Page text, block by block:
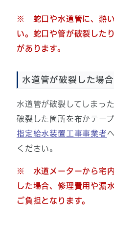
※ 蛇口や水道管に、熱い
い。蛇口や管が破裂した
があります。
水道管が破裂した場合
水道管が破裂してしまっ
破裂した箇所を布かテー
指定給水装置工事事業者
ください。
※ 水道メーターから宅
した場合、修理費用や漏
ご負担となります。